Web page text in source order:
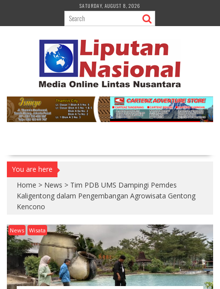
i
SATURDAY, AUGUST 8, 2026
You are here
Home > News > Tim PDB UMS Dampingi Pemdes
Kaligentong dalam Pengembangan Agrowisata Gentong
Kencono
News Wisata